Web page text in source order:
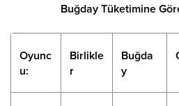
Buğday Tüketimine
Oyunc
u:
Birlikle
r
Buğda
y